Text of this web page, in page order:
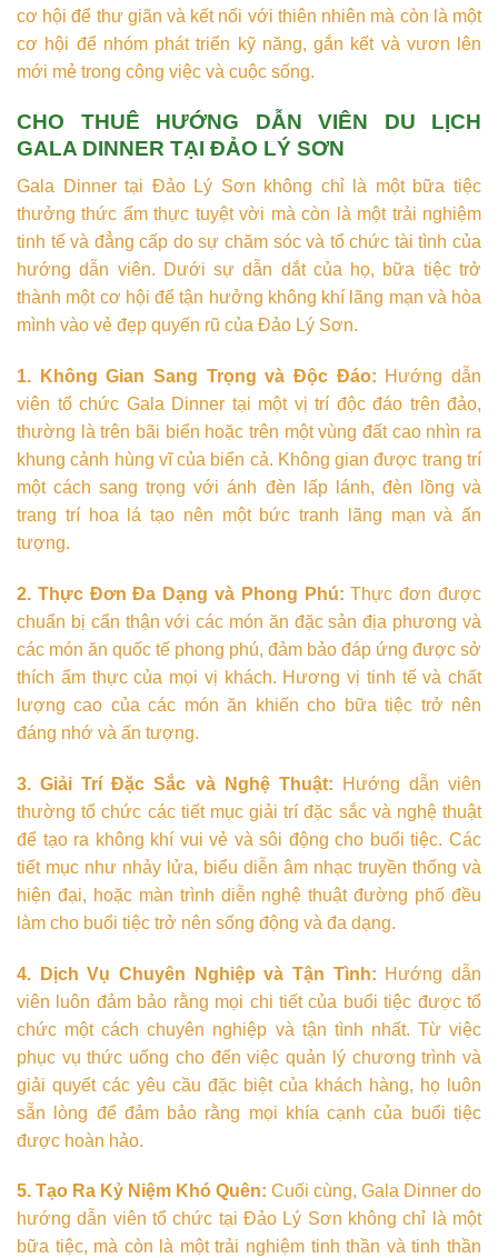
cơ hội để thư giãn và kết nối với thiên nhiên mà còn là một
cơ hội để nhóm phát triển kỹ năng, gắn kết và vươn lên
mới mẻ trong công việc và cuộc sống.
CHO THUÊ HƯỚNG DẪN VIÊN DU LỊCH
GALA DINNER TẠI ĐẢO LÝ SƠN
Gala Dinner tại Đảo Lý Sơn không chỉ là một bữa tiệc
thưởng thức ẩm thực tuyệt vời mà còn là một trải nghiệm
tinh tế và đẳng cấp do sự chăm sóc và tổ chức tài tình của
hướng dẫn viên. Dưới sự dẫn dắt của họ, bữa tiệc trở
thành một cơ hội để tận hưởng không khí lãng mạn và hòa
mình vào vẻ đẹp quyến rũ của Đảo Lý Sơn.
1. Không Gian Sang Trọng và Độc Đáo: Hướng dẫn
viên tổ chức Gala Dinner tại một vị trí độc đáo trên đảo,
thường là trên bãi biển hoặc trên một vùng đất cao nhìn ra
khung cảnh hùng vĩ của biển cả. Không gian được trang trí
một cách sang trọng với ánh đèn lấp lánh, đèn lồng và
trang trí hoa lá tạo nên một bức tranh lãng mạn và ấn
tượng.
2. Thực Đơn Đa Dạng và Phong Phú: Thực đơn được
chuẩn bị cẩn thận với các món ăn đặc sản địa phương và
các món ăn quốc tế phong phú, đảm bảo đáp ứng được sở
thích ẩm thực của mọi vị khách. Hương vị tinh tế và chất
lượng cao của các món ăn khiến cho bữa tiệc trở nên
đáng nhớ và ấn tượng.
3. Giải Trí Đặc Sắc và Nghệ Thuật: Hướng dẫn viên
thường tổ chức các tiết mục giải trí đặc sắc và nghệ thuật
để tạo ra không khí vui vẻ và sôi động cho buổi tiệc. Các
tiết mục như nhảy lửa, biểu diễn âm nhạc truyền thống và
hiện đại, hoặc màn trình diễn nghệ thuật đường phố đều
làm cho buổi tiệc trở nên sống động và đa dạng.
4. Dịch Vụ Chuyên Nghiệp và Tận Tình: Hướng dẫn
viên luôn đảm bảo rằng mọi chi tiết của buổi tiệc được tổ
chức một cách chuyên nghiệp và tận tình nhất. Từ việc
phục vụ thức uống cho đến việc quản lý chương trình và
giải quyết các yêu cầu đặc biệt của khách hàng, họ luôn
sẵn lòng để đảm bảo rằng mọi khía cạnh của buổi tiệc
được hoàn hảo.
5. Tạo Ra Kỷ Niệm Khó Quên: Cuối cùng, Gala Dinner do
hướng dẫn viên tổ chức tại Đảo Lý Sơn không chỉ là một
bữa tiệc, mà còn là một trải nghiệm tinh thần và tinh thần